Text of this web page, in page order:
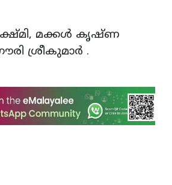
ലക്ഷ്മി, മക്കൾ കൃഷ്ണ
ശ്രീകുമാർ .